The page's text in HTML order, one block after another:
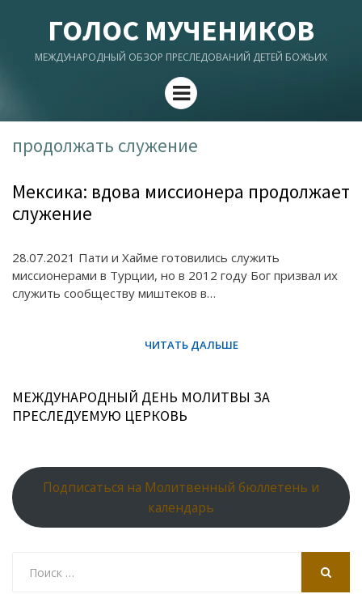
ГОЛОС МУЧЕНИКОВ
МЕЖДУНАРОДНЫЙ ОБЗОР ПРЕСЛЕДОВАНИЙ ДЕТЕЙ БОЖЬИХ
Menu
продолжать служение
Мексика: вдова миссионера продолжает
служение
28.07.2021 Пати и Хайме готовились служить
миссионерами в Турции, но в 2012 году Бог призвал их
служить сообществу миштеков в…
МЕЖДУНАРОДНЫЙ ДЕНЬ МОЛИТВЫ ЗА
ПРЕСЛЕДУЕМУЮ ЦЕРКОВЬ
Подписаться на Молитвенный бюллетень и
календарь